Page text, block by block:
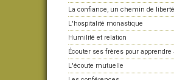
La confiance, un chemin de
L'hospitalité monastique
Humilité et relation
Écouter ses frères pour apprendre
L'écoute mutuelle